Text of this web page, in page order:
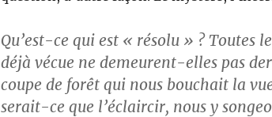
Qu’est-ce qui est « résolu » ? Toutes
déjà vécue ne demeurent-elles pas
coupe de forêt qui nous bouchait la
serait-ce que l’éclaircir, nous y